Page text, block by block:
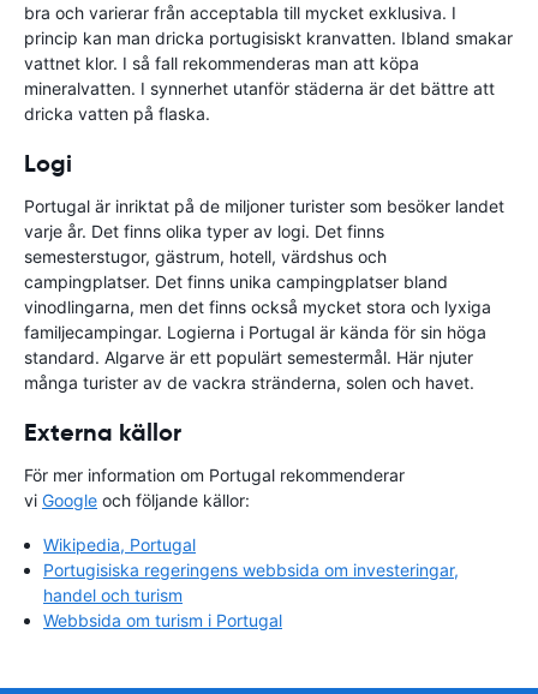
bra och varierar från acceptabla till mycket exklusiva. I
princip kan man dricka portugisiskt kranvatten. Ibland smakar
vattnet klor. I så fall rekommenderas man att köpa
mineralvatten. I synnerhet utanför städerna är det bättre att
dricka vatten på flaska.
Logi
Portugal är inriktat på de miljoner turister som besöker landet
varje år. Det finns olika typer av logi. Det finns
semesterstugor, gästrum, hotell, värdshus och
campingplatser. Det finns unika campingplatser bland
vinodlingarna, men det finns också mycket stora och lyxiga
familjecampingar. Logierna i Portugal är kända för sin höga
standard. Algarve är ett populärt semestermål. Här njuter
många turister av de vackra stränderna, solen och havet.
Externa källor
För mer information om Portugal rekommenderar
vi Google och följande källor:
Wikipedia, Portugal
Portugisiska regeringens webbsida om investeringar,
handel och turism
Webbsida om turism i Portugal